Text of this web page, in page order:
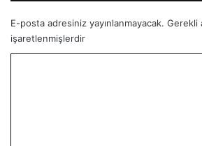
E-posta adresiniz yayınlanmayacak. Gerekli
işaretlenmişlerdir